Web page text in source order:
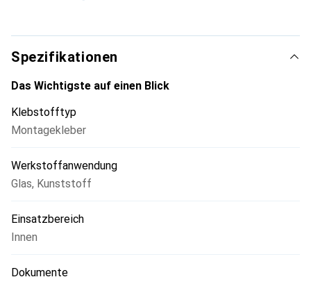
nur fünf Minuten ermöglicht eine effiziente Anwendung,
während die Wärmebeständigkeit bis zu 80 Grad Celsius
eine zuverlässige Leistung in unterschiedlichen
Umgebungen gewährleistet. Der Scotch Weld ist ideal für
die auch unter anspruchsvollen Bedingungen standhält.
Spezifikationen
Das Wichtigste auf einen Blick
Klebstofftyp
Montagekleber
Werkstoffanwendung
Glas, Kunststoff
Einsatzbereich
Innen
Dokumente